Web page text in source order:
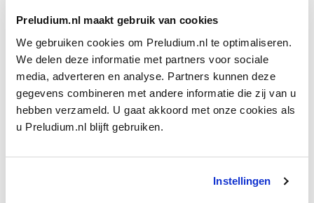
Preludium.nl maakt gebruik van cookies
We gebruiken cookies om Preludium.nl te optimaliseren.
We delen deze informatie met partners voor sociale
media, adverteren en analyse. Partners kunnen deze
gegevens combineren met andere informatie die zij van u
hebben verzameld. U gaat akkoord met onze cookies als
u Preludium.nl blijft gebruiken.
Instellingen